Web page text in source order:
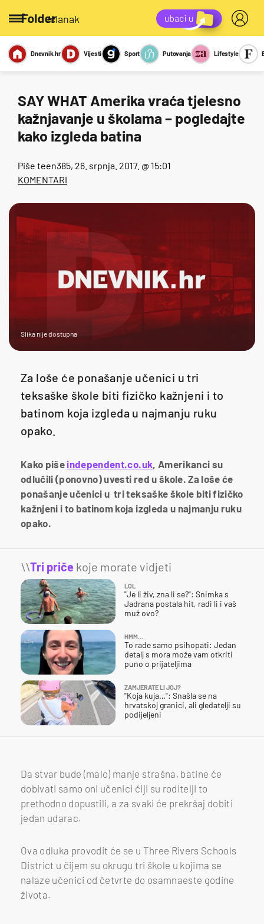
/članak
Miks Kviz
Report
Dnevnik.hr Vijesti Sport Putovanja Lifestyle
SAY WHAT Amerika vraća tjelesno
kažnjavanje u školama – pogledajte
kako izgleda batina
Piše teen385, 26. srpnja. 2017. @ 15:01
KOMENTARI
Slika nije dostupna
Za loše će ponašanje učenici u tri
teksaške škole biti fizičko kažnjeni i to
batinom koja izgleda u najmanju ruku
opako.
Kako piše independent.co.uk , Amerikanci su
odlučili (ponovno) uvesti red u škole. Za loše će
ponašanje učenici u tri teksaške škole biti fizičko
kažnjeni i to batinom koja izgleda u najmanju ruku
opako.
\\Tri priče koje morate vidjeti
LOL
"Je li živ, zna li se?": Snimka s
Jadrana postala hit, radi li i vaš
muž ovo?
HMM…
To rade samo psihopati: Jedan
detalj s mora može vam otkriti
puno o prijateljima
ZAMJERATE LI JOJ?
"Koja kuja…": Snašla se na
hrvatskoj granici, ali gledatelji su
podijeljeni
Da stvar bude (malo) manje strašna, batine će
dobivati samo oni učenici čiji su roditelji to
prethodno dopustili, a za svaki će prekršaj dobiti
jedan udarac.
Ova odluka provodit će se u Three Rivers Schools
District u čijem su okrugu tri škole u kojima se
nalaze učenici od četvrte do osamnaeste godine
života.